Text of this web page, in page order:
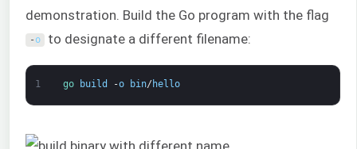
demonstration. Build the Go program with the flag
- o to designate a different filename:
1 go build -o bin/ hello